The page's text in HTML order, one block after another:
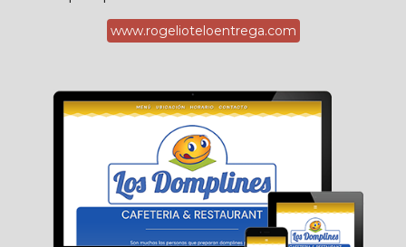
www.rogelioteloentrega.com